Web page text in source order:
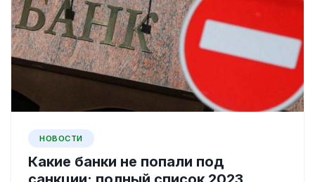
НОВОСТИ
Какие банки не попали под